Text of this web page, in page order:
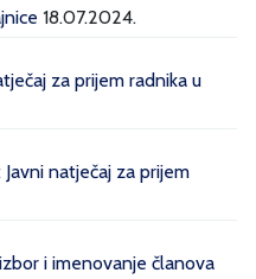
18.07.2024.
za prijem radnika u
natječaj za prijem
i imenovanje članova